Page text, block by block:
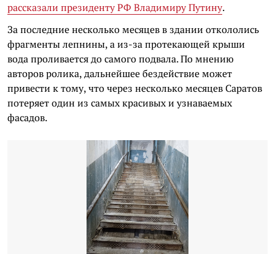
рассказали президенту РФ Владимиру Путину.
За последние несколько месяцев в здании откололись
фрагменты лепнины, а из-за протекающей крыши
вода проливается до самого подвала. По мнению
авторов ролика, дальнейшее бездействие может
привести к тому, что через несколько месяцев Саратов
потеряет один из самых красивых и узнаваемых
фасадов.